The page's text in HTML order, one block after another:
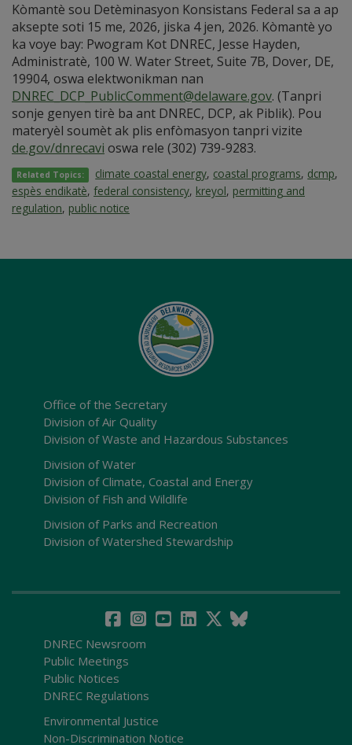
Kòmantè sou Detèminasyon Konsistans Federal sa a ap
aksepte soti 15 me, 2026, jiska 4 jen, 2026. Kòmantè yo
ka voye bay: Pwogram Kot DNREC, Jesse Hayden,
Administratè, 100 W. Water Street, Suite 7B, Dover, DE,
19904, oswa elektwonikman nan
DNREC_DCP_PublicComment@delaware.gov. (Tanpri
sonje genyen tirè ba ant DNREC, DCP, ak Piblik). Pou
materyèl soumèt ak plis enfòmasyon tanpri vizite
de.gov/dnrecavi oswa rele (302) 739-9283.
Related Topics: climate coastal energy, coastal programs, dcmp,
espès endikatè, federal consistency, kreyol, permitting and
regulation, public notice
Office of the Secretary
Division of Air Quality
Division of Waste and Hazardous Substances
Division of Water
Division of Climate, Coastal and Energy
Division of Fish and Wildlife
Division of Parks and Recreation
Division of Watershed Stewardship
DNREC Newsroom
Public Meetings
Public Notices
DNREC Regulations
Environmental Justice
Non-Discrimination Notice